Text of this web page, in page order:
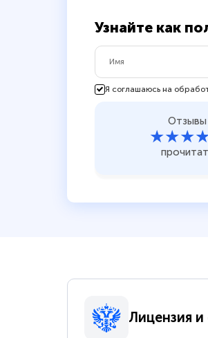
Узнайте как
Я соглашаюсь на
Отзывы
Лицензия и